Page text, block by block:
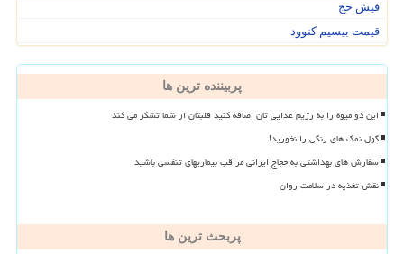
فیش حج
قیمت بیسیم کنوود
پربیننده ترین ها
این دو میوه را به رژیم غذایی تان اضافه کنید قلبتان از شما تشکر می کند
گول نمک های رنگی را نخورید!
سفارش های بهداشتی به حجاج ایرانی مراقب بیماریهای تنفسی باشید
نقش تغذیه در سلامت روان
پربحث ترین ها